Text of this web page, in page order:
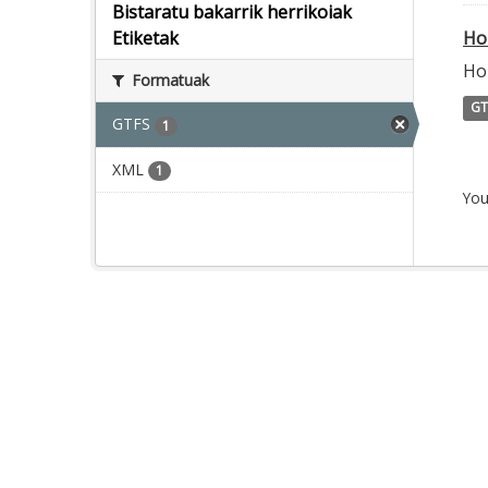
Bistaratu bakarrik herrikoiak
Etiketak
Formatuak
GTFS 1
XML 1